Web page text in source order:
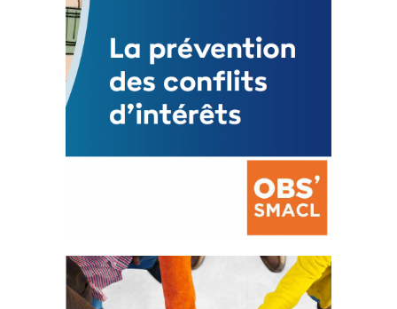
La prévention des conflits
d’intérêts
18 septembre 2023